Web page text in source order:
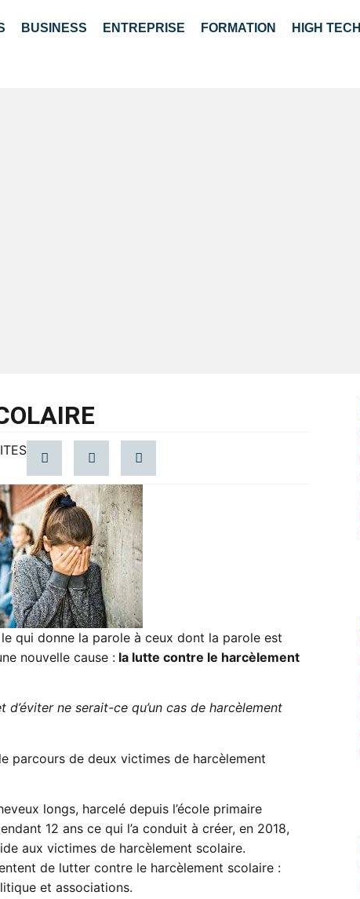
BUSINESS ENTREPRISE FORMATION HIGH TECH
qui donne la parole à ceux dont la parole est
nouvelle cause : la lutte contre le harcèlement
ne serait-ce qu’un cas de harcèlement
parcours de deux victimes de harcèlement
longs, harcelé depuis l’école primaire
12 ans ce qui l’a conduit à créer, en 2018,
aux victimes de harcèlement scolaire.
de lutter contre le harcèlement scolaire :
et associations.